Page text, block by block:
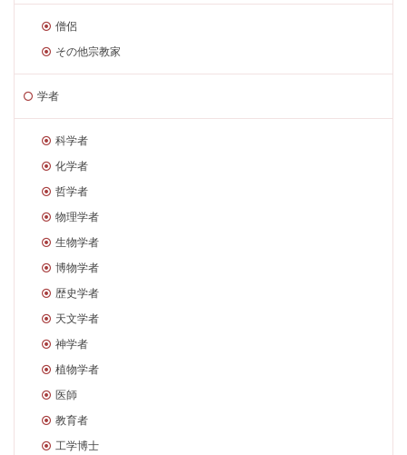
僧侶
その他宗教家
学者
科学者
化学者
哲学者
物理学者
生物学者
博物学者
歴史学者
天文学者
神学者
植物学者
医師
教育者
工学博士